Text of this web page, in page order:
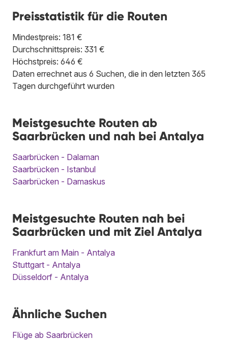
Preisstatistik für die Routen
Mindestpreis: 181 €
Durchschnittspreis: 331 €
Höchstpreis: 646 €
Daten errechnet aus 6 Suchen, die in den letzten 365
Tagen durchgeführt wurden
Meistgesuchte Routen ab
Saarbrücken und nah bei Antalya
Saarbrücken - Dalaman
Saarbrücken - Istanbul
Saarbrücken - Damaskus
Meistgesuchte Routen nah bei
Saarbrücken und mit Ziel Antalya
Frankfurt am Main - Antalya
Stuttgart - Antalya
Düsseldorf - Antalya
Ähnliche Suchen
Flüge ab Saarbrücken